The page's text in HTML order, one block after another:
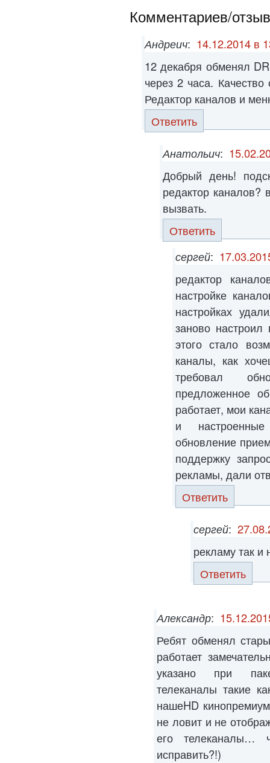
Комментариев/
Андреич: 14.12.2014 в
12 декабря обменял
через 2 часа.
Редактор каналов и
Ответить
Анатольич:
Добрый день!
редактор каналов?
вызвать.
Ответить
сергей:
редактор
настройке
настройках
заново
этого стало
каналы, как
требовал
предложенное
работает, мои
и
обновление
поддержку
рекламы, дали
Ответить
сергей:
рекламу так и
Ответить
Александр:
Ребят обменял
работает
указано при
телеканалы такие
нашеHD
не ловит и не
его телеканалы…
исправить?!)